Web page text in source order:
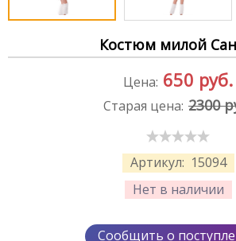
Костюм милой
Артикул: 15094
Нет в наличии
Цена: 650 руб.
Старая цена: 2300
Сообщить о